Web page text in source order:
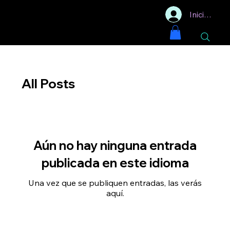
Iniciar
All Posts
Aún no hay ninguna entrada
publicada en este idioma
Una vez que se publiquen entradas, las verás
aquí.